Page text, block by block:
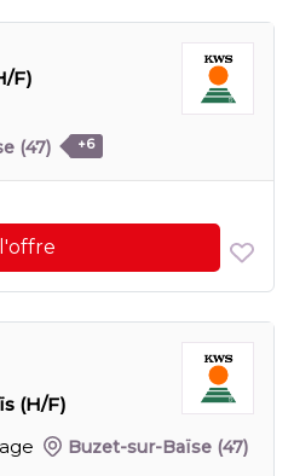
F)
(47) +6
(H/F)
Buzet-sur-Baïse (47)